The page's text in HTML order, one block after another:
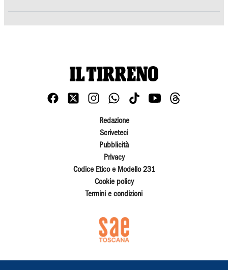
Redazione
Scriveteci
Pubblicità
Privacy
Codice Etico e Modello 231
Cookie policy
Termini e condizioni